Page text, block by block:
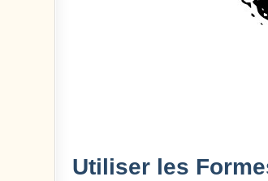
Utiliser les